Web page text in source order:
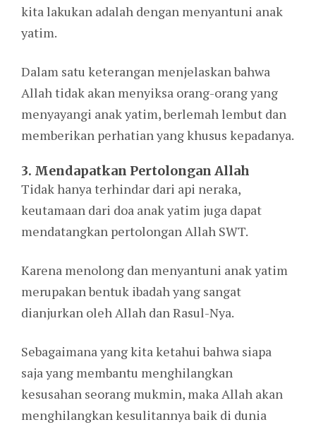
kita lakukan adalah dengan menyantuni anak
yatim.
Dalam satu keterangan menjelaskan bahwa
Allah tidak akan menyiksa orang-orang yang
menyayangi anak yatim, berlemah lembut dan
memberikan perhatian yang khusus kepadanya.
3. Mendapatkan Pertolongan Allah
Tidak hanya terhindar dari api neraka,
keutamaan dari doa anak yatim juga dapat
mendatangkan pertolongan Allah SWT.
Karena menolong dan menyantuni anak yatim
merupakan bentuk ibadah yang sangat
dianjurkan oleh Allah dan Rasul-Nya.
Sebagaimana yang kita ketahui bahwa siapa
saja yang membantu menghilangkan
kesusahan seorang mukmin, maka Allah akan
menghilangkan kesulitannya baik di dunia